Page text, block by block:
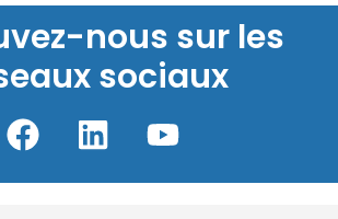
nous sur les
sociaux